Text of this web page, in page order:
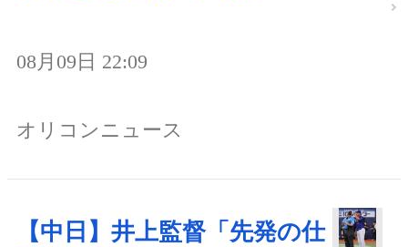
08月09日 22:09
オリコンニュース
【中日】井上監督「先発の仕